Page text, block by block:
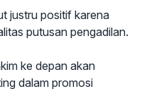
justru positif karena
putusan pengadilan.
ke depan akan
dalam promosi